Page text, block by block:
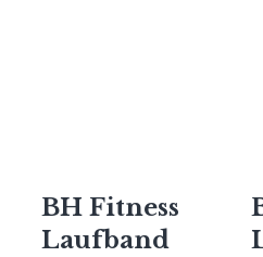
BH Fitness
Laufband